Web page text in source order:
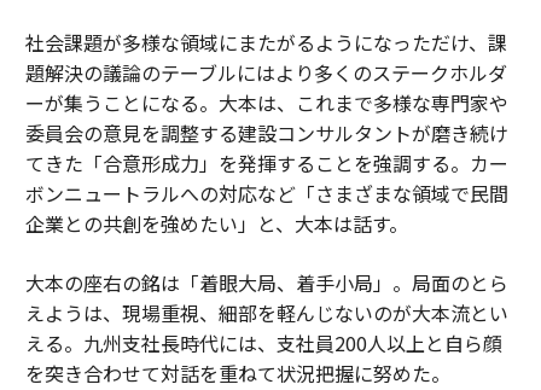
社会課題が多様な領域にまたがるようになっただけ、課
題解決の議論のテーブルにはより多くのステークホルダ
ーが集うことになる。大本は、これまで多様な専門家や
委員会の意見を調整する建設コンサルタントが磨き続け
てきた「合意形成力」を発揮することを強調する。カー
ボンニュートラルへの対応など「さまざまな領域で民間
企業との共創を強めたい」と、大本は話す。
大本の座右の銘は「着眼大局、着手小局」。局面のとら
えようは、現場重視、細部を軽んじないのが大本流とい
える。九州支社長時代には、支社員200人以上と自ら顔
を突き合わせて対話を重ねて状況把握に努めた。